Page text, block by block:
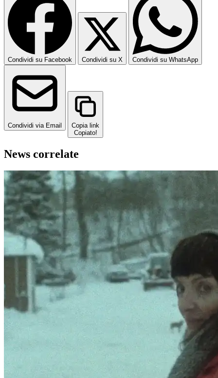
Condividi su Facebook Condividi su X Condividi su WhatsApp
Condividi via Email
Copia link
Copiato!
News correlate